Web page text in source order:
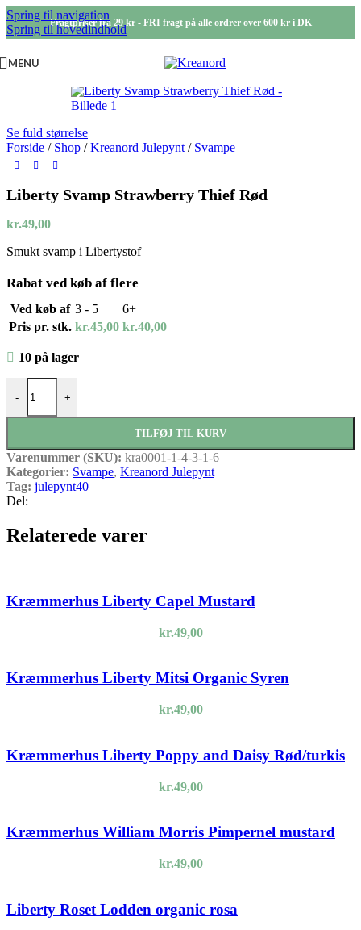
Spring til navigation
Spring til hovedindhold
Fragtpriser fra 29 kr - FRI fragt på alle ordrer over 600 kr i DK
MENU
Se fuld størrelse
Forside / Shop / Kreanord Julepynt / Svampe
Liberty Svamp Strawberry Thief Rød
kr.49,00
Smukt svamp i Libertystof
Rabat ved køb af flere
Ved køb af 3 - 5
6+
Pris pr. stk. kr.45,00 kr.40,00
10 på lager
-
Liberty Svamp Strawberry Thief Rød antal
+
TILFØJ TIL KURV
Varenummer (SKU): kra0001-1-4-3-1-6
Kategorier: Svampe, Kreanord Julepynt
Tag: julepynt40
Del:
Relaterede varer
Kræmmerhus Liberty Capel Mustard
kr.49,00
Kræmmerhus Liberty Mitsi Organic Syren
kr.49,00
Kræmmerhus Liberty Poppy and Daisy Rød/turkis
kr.49,00
Kræmmerhus William Morris Pimpernel mustard
kr.49,00
Liberty Roset Lodden organic rosa